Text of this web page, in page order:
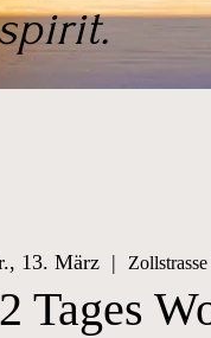
13. März
  |
Tages